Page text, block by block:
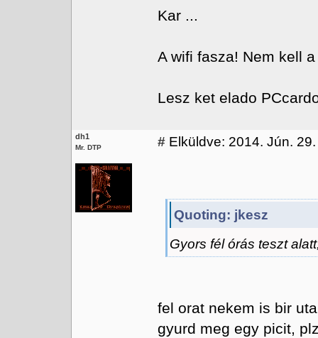
Kar ...
A wifi fasza! Nem kell
Lesz ket elado
dh1
Mr. DTP # Elküldve: 2014. Jún.
Quoting: jkesz
Gyors fél órás teszt
fel orat nekem is bir
gyurd meg egy picit,